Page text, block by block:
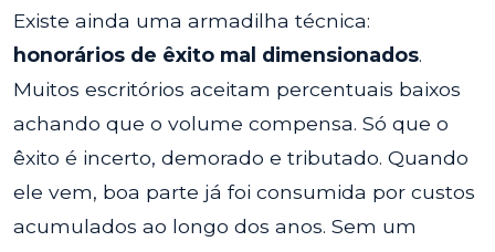
Existe ainda uma armadilha técnica:
honorários de êxito mal dimensionados.
Muitos escritórios aceitam percentuais baixos
achando que o volume compensa. Só que o
êxito é incerto, demorado e tributado. Quando
ele vem, boa parte já foi consumida por custos
acumulados ao longo dos anos. Sem um